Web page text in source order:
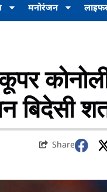
मनोरंजन
कोनोली
बिदेसी
Share